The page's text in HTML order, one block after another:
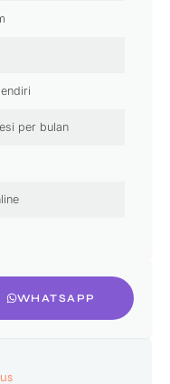
per bulan
WHATSAPP